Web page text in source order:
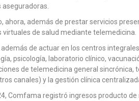
aseguradoras.
ahora, además de prestar servicios
virtuales de salud mediante telemedicina.
además de actuar en los centros
psicología, laboratorio clínico,
de telemedicina general
canales) y la gestión clínica
Comfama registró ingresos producto